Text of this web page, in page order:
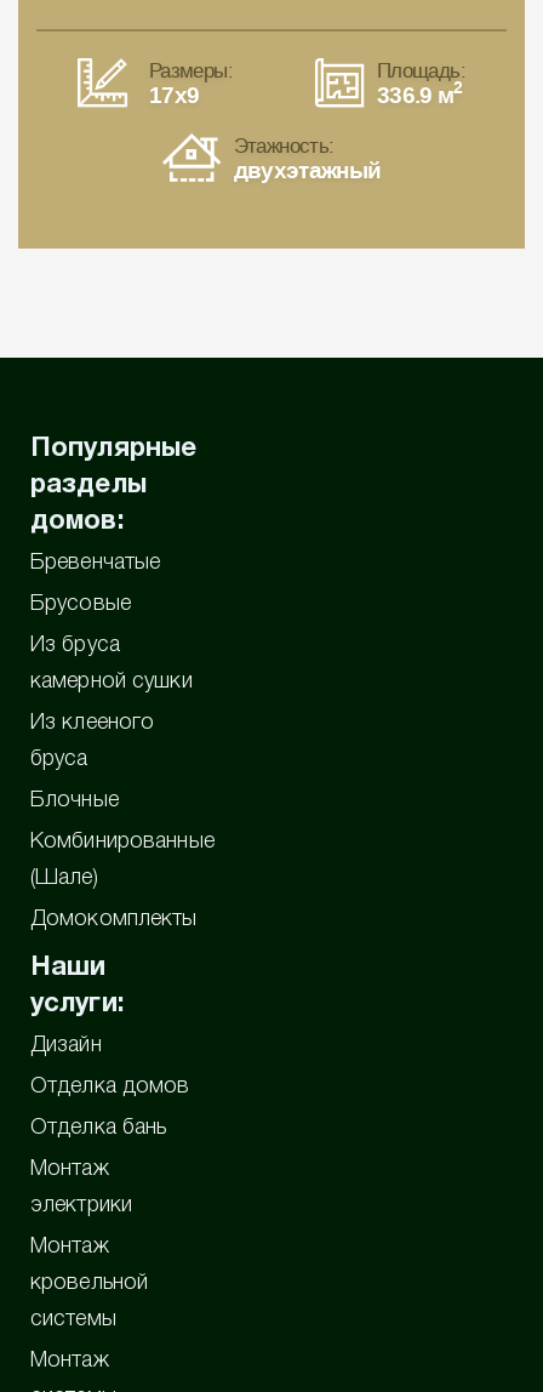
Размеры:
17x9
Площадь:
336.9 м2
Этажность:
двухэтажный
Популярные
разделы
домов:
Бревенчатые
Брусовые
Из бруса
камерной сушки
Из клееного
бруса
Блочные
Комбинированные
(Шале)
Домокомплекты
Наши
услуги:
Дизайн
Отделка домов
Отделка бань
Монтаж
электрики
Монтаж
кровельной
системы
Монтаж